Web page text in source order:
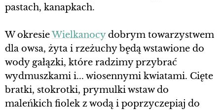
pastach, kanapkach.
W okresieWielkanocydobrym towarzystwem
dla owsa, żyta i rzeżuchy będą wstawione do
wody gałązki, które radzimy przybrać
wydmuszkami i... wiosennymi kwiatami. Cięte
bratki, stokrotki, prymulki wstaw do
maleńkich fiolek z wodą i poprzyczepiaj do